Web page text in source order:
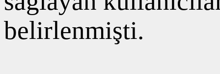
belirlenmişti.